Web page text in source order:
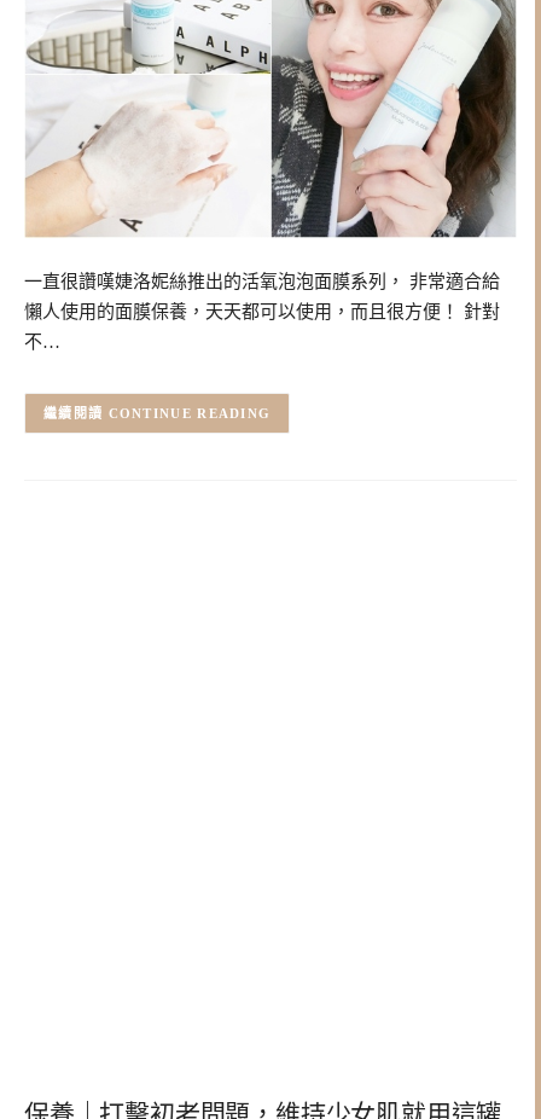
一直很讚嘆婕洛妮絲推出的活氧泡泡面膜系列， 非常適合給
懶人使用的面膜保養，天天都可以使用，而且很方便！ 針對
不…
CONTINUE READING